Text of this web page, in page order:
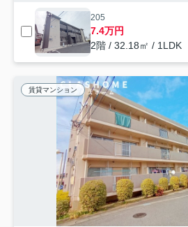
205
7.4万円
2階 / 32.18㎡ / 1LDK
賃貸マンション